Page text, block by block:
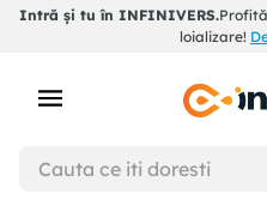
Intră și tu în INFINIVERS.
loializare!